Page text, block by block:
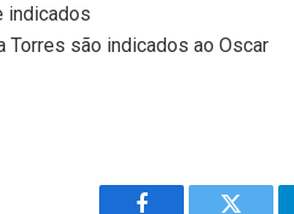
indicados
Torres são indicados ao Oscar